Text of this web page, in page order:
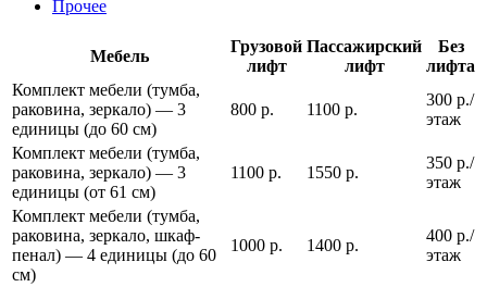
Прочее
Мебель
Грузовой
лифт
Пассажирский
лифт
Без
лифта
Комплект мебели (тумба,
раковина, зеркало) — 3
единицы (до 60 см)
800 р. 1100 р.
300 р./
этаж
Комплект мебели (тумба,
раковина, зеркало) — 3
единицы (от 61 см)
1100 р. 1550 р.
350 р./
этаж
Комплект мебели (тумба,
раковина, зеркало, шкаф-
пенал) — 4 единицы (до 60
см)
1000 р. 1400 р.
400 р./
этаж